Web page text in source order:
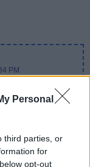
Personal
third parties, or
for
opt-out
PM